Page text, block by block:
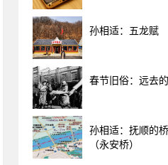
孙相适：五龙赋
春节旧俗：远去
孙相适：抚顺的
（永安桥）